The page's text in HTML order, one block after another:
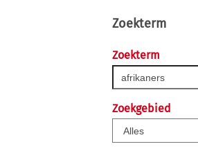
Zoekterm
Zoekterm
Zoekgebied